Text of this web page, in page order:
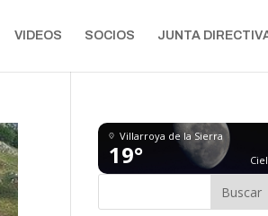
VIDEOS SOCIOS JUNTA
Villarroya de la Sierra
19°